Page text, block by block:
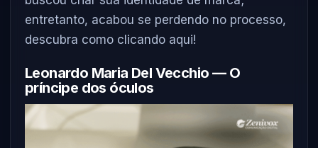
entretanto, acabou se perdendo no processo,
descubra como clicando aqui!
Leonardo Maria Del Vecchio — O
príncipe dos óculos